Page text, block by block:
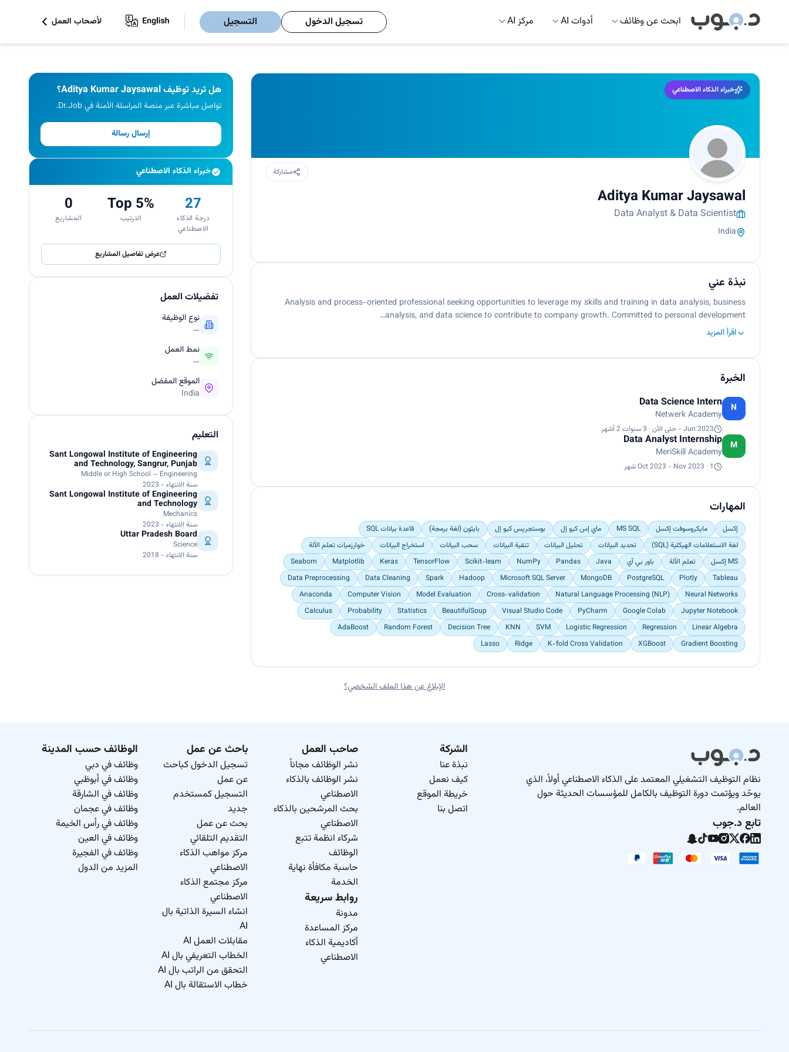
ابحث عن وظائف أدوات AI مركز AI تسجيل الدخول التسجيل لأصحاب العمل
خبراء الذكاء الاصطناعي
مشاركة
Aditya Kumar Jaysawal
Data Analyst & Data Scientist
India
نبذة عني
Analysis and process-oriented professional seeking opportunities to leverage my skills and training in data analysis, business
analysis, and data science to contribute to company growth. Committed to personal development…
اقرأ المزيد
الخبرة
N
Data Science Intern
Netwerk Academy
Jun 2023 - حتى الآن · 3 سنوات 2 أشهر
M
Data Analyst Internship
MeriSkill Academy
Oct 2023 - Nov 2023 · 1 شهر
المهارات
إكسل مايكروسوفت إكسل MS SQL ماي إس كيو إل بوستجريس كيو إل بايثون (لغة برمجة)
قاعدة بيانات SQL
لغة الاستعلامات الهيكلية (SQL)
تحديد البيانات تحليل البيانات تنقية البيانات سحب البيانات استخراج البيانات
خوارزميات تعلم الآلة
MS إكسل
تعلم الآلة باور بي آي Java
Pandas
NumPy
Scikit-learn
TensorFlow
Keras
Matplotlib
Seaborn
Tableau
Plotly
PostgreSQL
MongoDB
Microsoft SQL Server
Hadoop
Spark
Data Cleaning
Data Preprocessing
Neural Networks
Natural Language Processing (NLP)
Cross-validation
Model Evaluation
Computer Vision
Anaconda
Jupyter Notebook
Google Colab
PyCharm
Visual Studio Code
BeautifulSoup
Statistics
Probability
Calculus
Linear Algebra
Regression
Logistic Regression
SVM
KNN
Decision Tree
Random Forest
AdaBoost
Gradient Boosting
XGBoost
K-fold Cross Validation
Ridge
Lasso
هل تريد توظيف Aditya Kumar Jaysawal؟
تواصل مباشرة عبر منصة المراسلة الآمنة في Dr.Job.
إرسال رسالة
خبراء الذكاء الاصطناعي
27
درجة الذكاء
الاصطناعي
Top 5%
الترتيب
0
المشاريع
عرض تفاصيل المشاريع
تفضيلات العمل
نوع الوظيفة
—
نمط العمل
—
الموقع المفضل
India
التعليم
Sant Longowal Institute of Engineering
and Technology, Sangrur, Punjab
Middle or High School — Engineering
سنة الانتهاء - 2023
Sant Longowal Institute of Engineering
and Technology
Mechanics
سنة الانتهاء - 2023
Uttar Pradesh Board
Science
سنة الانتهاء - 2018
الإبلاغ عن هذا الملف الشخصي؟
نظام التوظيف التشغيلي المعتمد على الذكاء الاصطناعي أولاً، الذي
يوحّد ويؤتمت دورة التوظيف بالكامل للمؤسسات الحديثة حول
العالم.
تابع د.جوب
الشركة
نبذة عنا
كيف نعمل
خريطة الموقع
اتصل بنا
صاحب العمل
نشر الوظائف مجاناً
نشر الوظائف بالذكاء
الاصطناعي
بحث المرشحين بالذكاء
الاصطناعي
شركاء انظمة تتبع
الوظائف
حاسبة مكافأة نهاية
الخدمة
روابط سريعة
مدونة
مركز المساعدة
أكاديمية الذكاء
الاصطناعي
باحث عن عمل
تسجيل الدخول كباحث
عن عمل
التسجيل كمستخدم
جديد
بحث عن عمل
التقديم التلقائي
مركز مواهب الذكاء
الاصطناعي
مركز مجتمع الذكاء
الاصطناعي
انشاء السيرة الذاتية بال
AI
مقابلات العمل AI
الخطاب التعريفي بال AI
التحقق من الراتب بال AI
خطاب الاستقالة بال AI
الوظائف حسب المدينة
وظائف في دبي
وظائف في أبوظبي
وظائف في الشارقة
وظائف في عجمان
وظائف في رأس الخيمة
وظائف في العين
وظائف في الفجيرة
المزيد من الدول